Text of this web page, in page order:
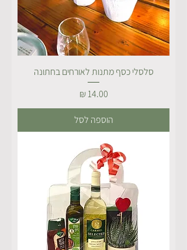
סלסלי כסף מתנות לאורחים בחתונה
מחיר
הוספה לסל